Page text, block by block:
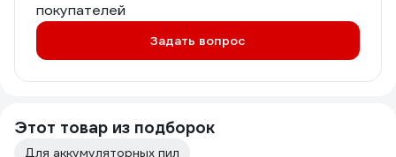
покупателей
Задать вопрос
Этот товар из подборок
Для аккумуляторных пил